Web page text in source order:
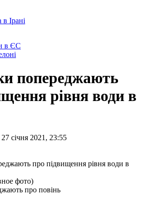
Ірані
в ЄС
попереджають
рівня води в
січня 2021, 23:55
фото)
про повінь